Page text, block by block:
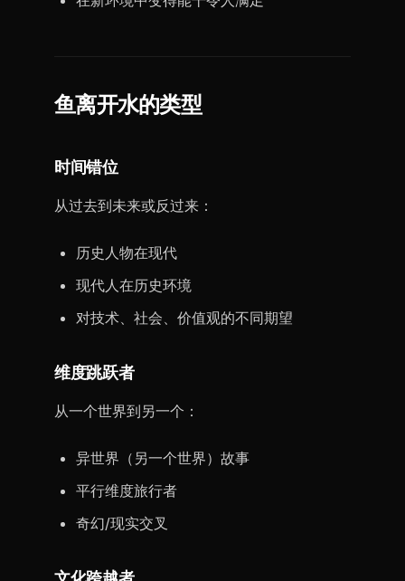
鱼离开水的类型
时间错位
从过去到未来或反过来：
历史人物在现代
现代人在历史环境
对技术、社会、价值观的不同期望
维度跳跃者
从一个世界到另一个：
异世界（另一个世界）故事
平行维度旅行者
奇幻/现实交叉